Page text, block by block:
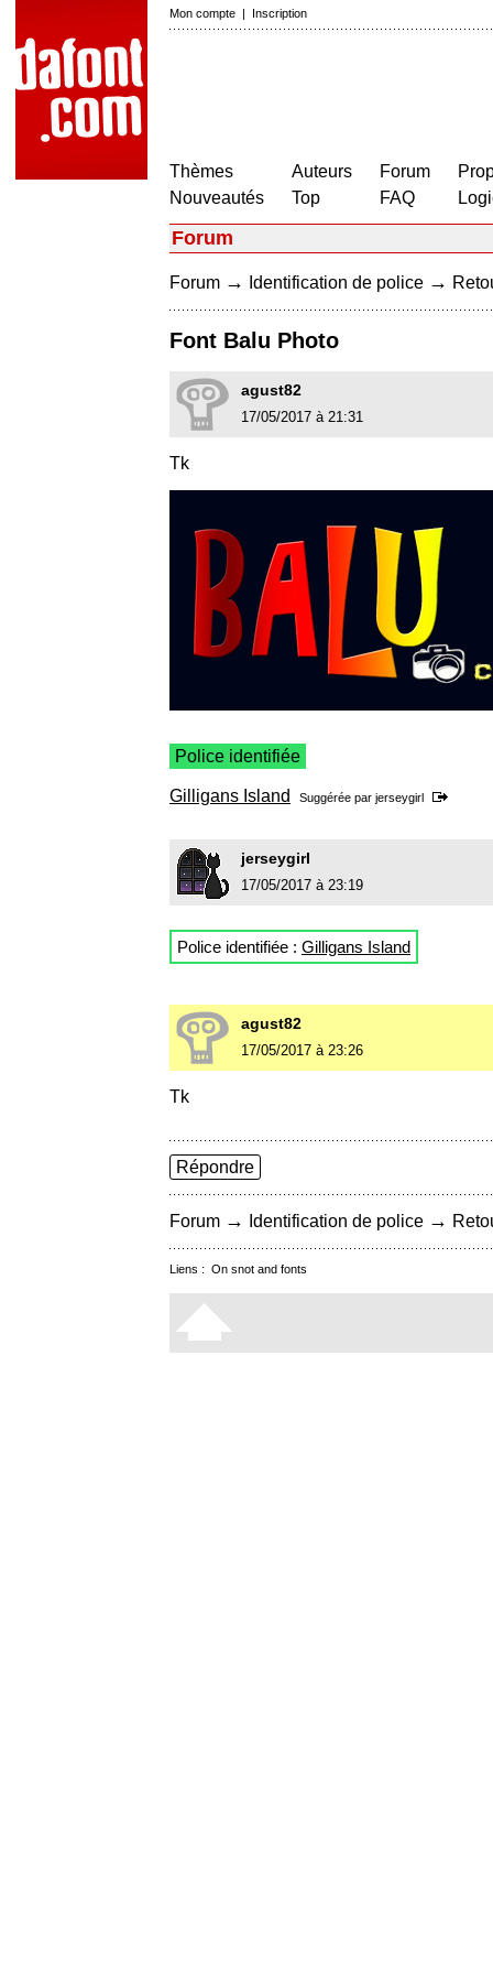
Mon compte | Inscription
Thèmes
Nouveautés
Auteurs
Top
Forum
FAQ
Forum
Forum → Identification de police →
Font Balu Photo
agust82
17/05/2017 à 21:31
Tk
Police identifiée
Gilligans Island Suggérée par jerseygirl
jerseygirl
17/05/2017 à 23:19
Police identifiée : Gilligans Island
agust82
17/05/2017 à 23:26
Tk
Répondre
Forum → Identification de police →
Liens : On snot and fonts